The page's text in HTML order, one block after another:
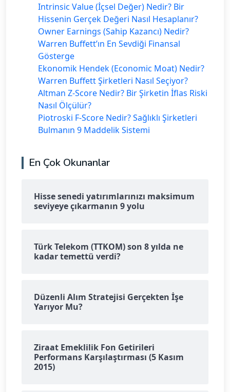
Intrinsic Value (İçsel Değer) Nedir? Bir
Hissenin Gerçek Değeri Nasıl Hesaplanır?
Owner Earnings (Sahip Kazancı) Nedir?
Warren Buffett’ın En Sevdiği Finansal
Gösterge
Ekonomik Hendek (Economic Moat) Nedir?
Warren Buffett Şirketleri Nasıl Seçiyor?
Altman Z-Score Nedir? Bir Şirketin İflas Riski
Nasıl Ölçülür?
Piotroski F-Score Nedir? Sağlıklı Şirketleri
Bulmanın 9 Maddelik Sistemi
En Çok Okunanlar
Hisse senedi yatırımlarınızı maksimum
seviyeye çıkarmanın 9 yolu
Türk Telekom (TTKOM) son 8 yılda ne
kadar temettü verdi?
Düzenli Alım Stratejisi Gerçekten İşe
Yarıyor Mu?
Ziraat Emeklilik Fon Getirileri
Performans Karşılaştırması (5 Kasım
2015)